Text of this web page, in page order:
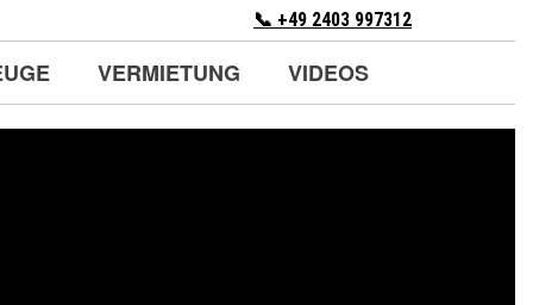
📞 +49 2403 997312
VERMIETUNG VIDEOS